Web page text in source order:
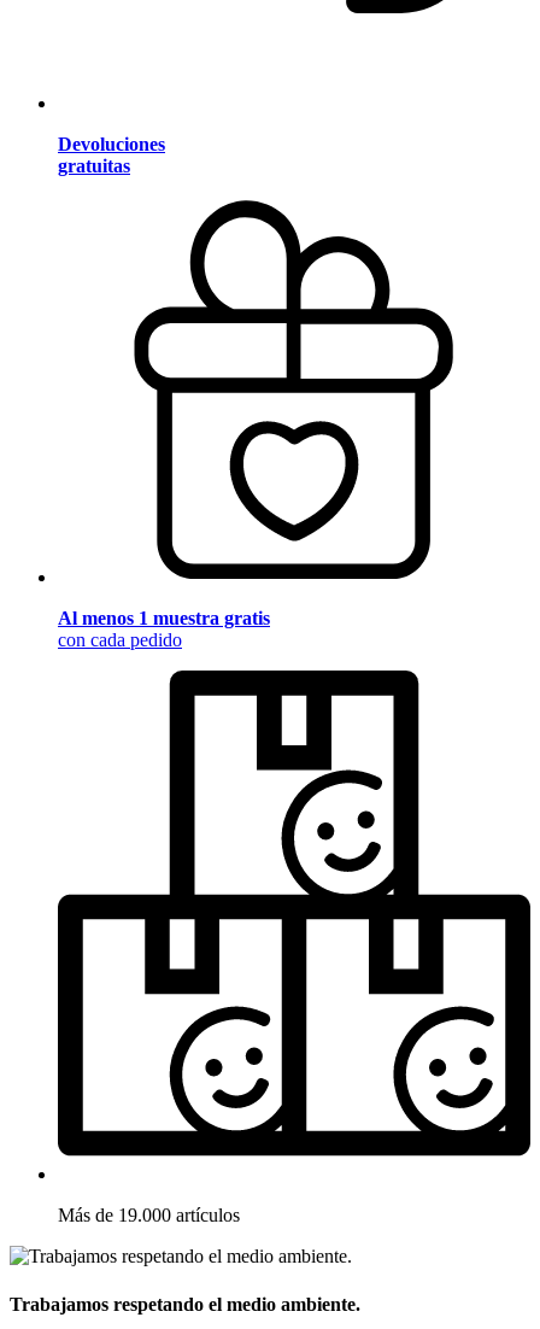
Devoluciones
gratuitas
Al menos 1 muestra gratis
con cada pedido
Más de 19.000 artículos
Trabajamos respetando el medio ambiente.